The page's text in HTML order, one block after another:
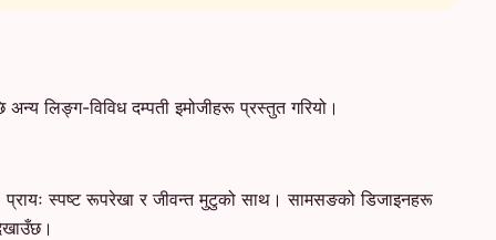
लिङ्ग-विविध दम्पती इमोजीहरू प्रस्तुत गरियो।
स्पष्ट रूपरेखा र जीवन्त मुटुको साथ। सामसङको डिजाइनहरू